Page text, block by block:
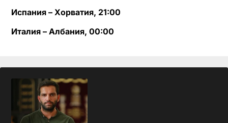
Испания – Хорватия, 21:00
Италия – Албания, 00:00